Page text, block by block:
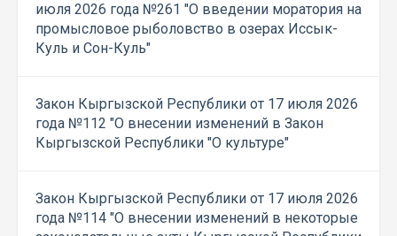
июля 2026 года №261 "О введении моратория на
промысловое рыболовство в озерах Иссык-
Куль и Сон-Куль"
Закон Кыргызской Республики от 17 июля 2026
года №112 "О внесении изменений в Закон
Кыргызской Республики "О культуре"
Закон Кыргызской Республики от 17 июля 2026
года №114 "О внесении изменений в некоторые